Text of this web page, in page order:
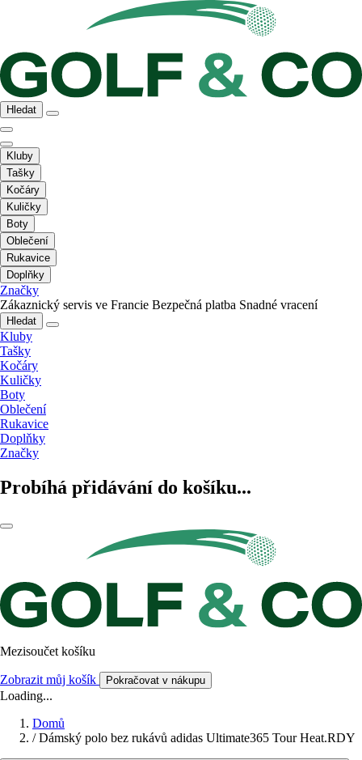
Hledat
Kluby
Tašky
Kočáry
Kuličky
Boty
Oblečení
Rukavice
Doplňky
Značky
Zákaznický servis ve Francie Bezpečná platba Snadné vracení
Hledat
Kluby
Tašky
Kočáry
Kuličky
Boty
Oblečení
Rukavice
Doplňky
Značky
Probíhá přidávání do košíku...
Mezisoučet košíku
Zobrazit můj košík Pokračovat v nákupu
Loading...
Domů
/ Dámský polo bez rukávů adidas Ultimate365 Tour Heat.RDY